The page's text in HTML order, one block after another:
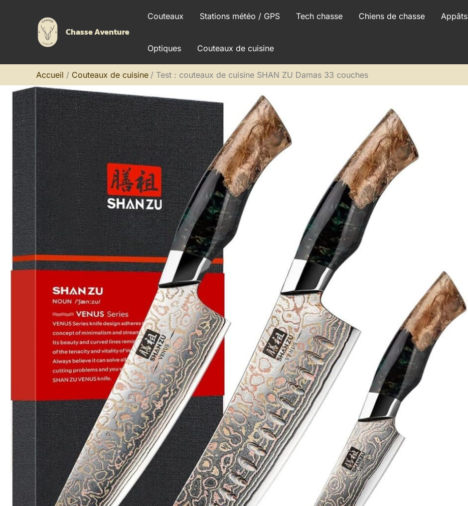
Chasse Aventure
Couteaux Stations météo / GPS Tech chasse Chiens de chasse Appâts
Optiques Couteaux de cuisine
Accueil Couteaux de cuisine Test : couteaux de cuisine SHAN ZU Damas 33 couches